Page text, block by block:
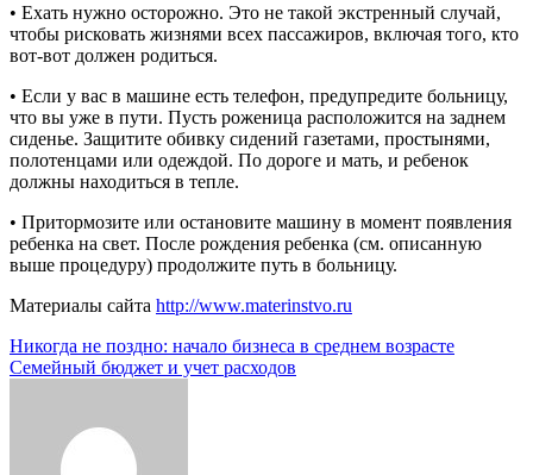
• Ехать нужно осторожно. Это не такой экстренный случай,
чтобы рисковать жизнями всех пассажиров, включая того, кто
вот-вот должен родиться.
• Если у вас в машине есть телефон, предупредите больницу,
что вы уже в пути. Пусть роженица расположится на заднем
сиденье. Защитите обивку сидений газетами, простынями,
полотенцами или одеждой. По дороге и мать, и ребенок
должны находиться в тепле.
• Притормозите или остановите машину в момент появления
ребенка на свет. После рождения ребенка (см. описанную
выше процедуру) продолжите путь в больницу.
Материалы сайта http://www.materinstvo.ru
Навигация
по
Никогда не поздно: начало бизнеса в среднем возрасте
Семейный бюджет и учет расходов